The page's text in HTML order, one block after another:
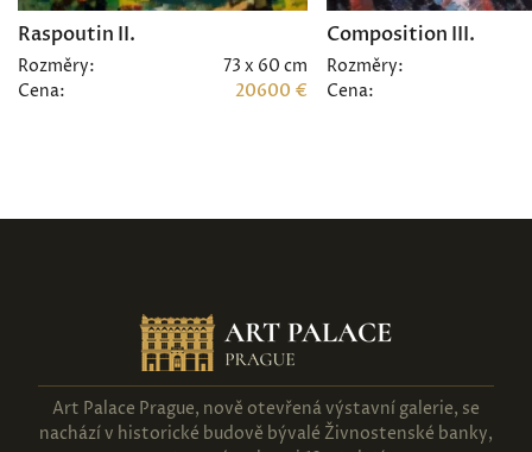
Raspoutin II.
Rozměry:
73 x 60 cm
Cena:
20600 €
Composition III.
Rozměry:
Cena:
Art Palace Prague, nově otevřená výstavní galerie, se
nachází v historické budově bývalé Živnostenské banky,